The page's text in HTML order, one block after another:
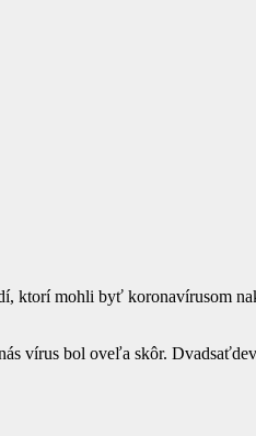
mohli byť koronavírusom
vírus bol oveľa skôr.